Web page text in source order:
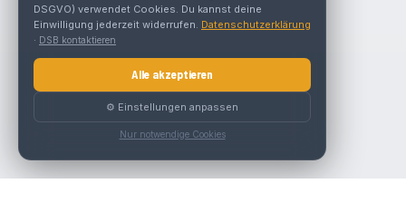
DSGVO) verwendet Cookies. Du kannst deine
Einwilligung jederzeit widerrufen. Datenschutzerklärung
· DSB kontaktieren
Alle akzeptieren
⚙️ Einstellungen anpassen
Nur notwendige Cookies